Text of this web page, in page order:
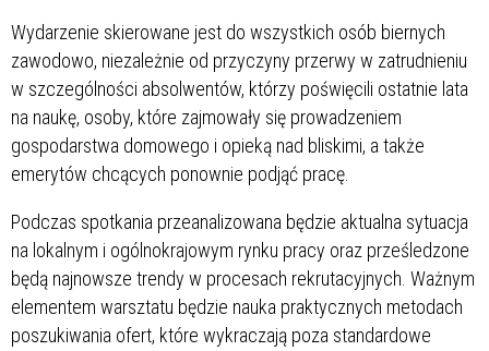
Wydarzenie skierowane jest do wszystkich osób biernych
zawodowo, niezależnie od przyczyny przerwy w zatrudnieniu
w szczególności absolwentów, którzy poświęcili ostatnie lata
na naukę, osoby, które zajmowały się prowadzeniem
gospodarstwa domowego i opieką nad bliskimi, a także
emerytów chcących ponownie podjąć pracę.
Podczas spotkania przeanalizowana będzie aktualna sytuacja
na lokalnym i ogólnokrajowym rynku pracy oraz prześledzone
będą najnowsze trendy w procesach rekrutacyjnych. Ważnym
elementem warsztatu będzie nauka praktycznych metodach
poszukiwania ofert, które wykraczają poza standardowe